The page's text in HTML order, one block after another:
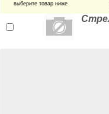
выберите товар ниже